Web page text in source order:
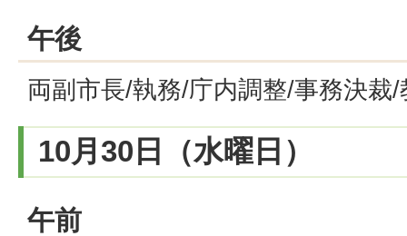
午後
両副市長/執務/庁内調整/事務決裁
10月30日（水曜日）
午前